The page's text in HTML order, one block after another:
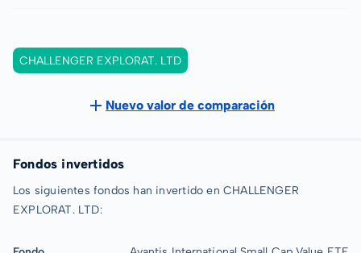
CHALLENGER EXPLORAT. LTD
Nuevo valor de comparación
Fondos invertidos
Los siguientes fondos han invertido en CHALLENGER
EXPLORAT. LTD: